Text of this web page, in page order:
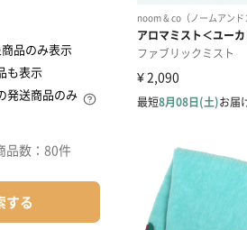
品のみ表示
も表示
発送商品のみ
数： 80件
する